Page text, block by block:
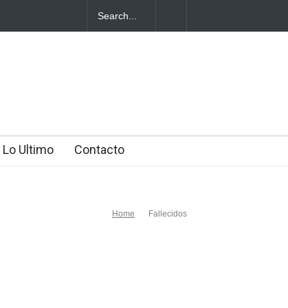
Lo Ultimo Contacto
Home Fallecidos